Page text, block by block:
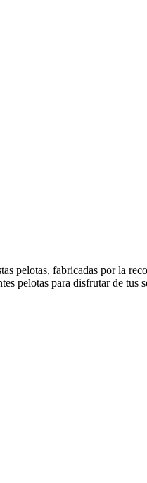
pelotas, fabricadas por la
pelotas para disfrutar de tus